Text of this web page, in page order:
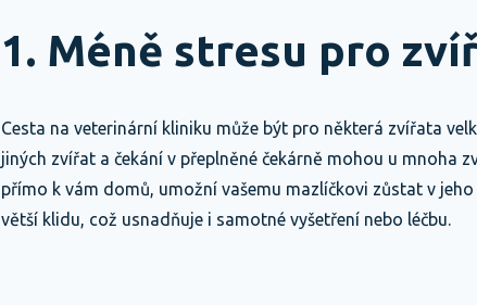
1. Méně stresu pro
Cesta na veterinární kliniku může být pro některá zvířata
jiných zvířat a čekání v přeplněné čekárně mohou u mnoha
přímo k vám domů, umožní vašemu mazlíčkovi zůstat v
větší klidu, což usnadňuje i samotné vyšetření nebo léčbu.